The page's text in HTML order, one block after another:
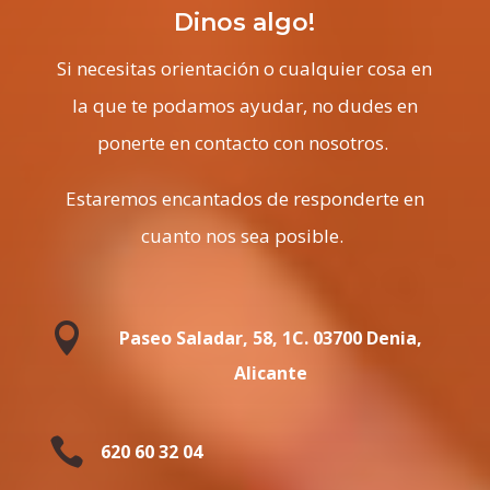
Dinos algo!
Si necesitas orientación o cualquier cosa en
la que te podamos ayudar, no dudes en
ponerte en contacto con nosotros.
Estaremos encantados de responderte en
cuanto nos sea posible.

Paseo Saladar, 58, 1C. 03700 Denia,
Alicante
 620 60 32 04